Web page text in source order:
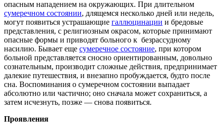
опасным нападением на окружающих. При длительном
сумеречном состоянии, длящемся несколько дней или недель,
могут появиться устрашающие галлюцинации и бредовые
представления, с религиозным окрасом, которые принимают
опасные формы и приводят больного к безрассудному
насилию. Бывает еще сумеречное состояние, при котором
больной представляется сносно ориентированным, довольно
сознательным, производит сложные действия, предпринимает
далекие путешествия, и внезапно пробуждается, будто после
сна. Воспоминания о сумеречном состоянии выпадает
абсолютно или частично; оно сначала может сохраниться, а
затем исчезнуть, позже — снова появиться.
Проявления